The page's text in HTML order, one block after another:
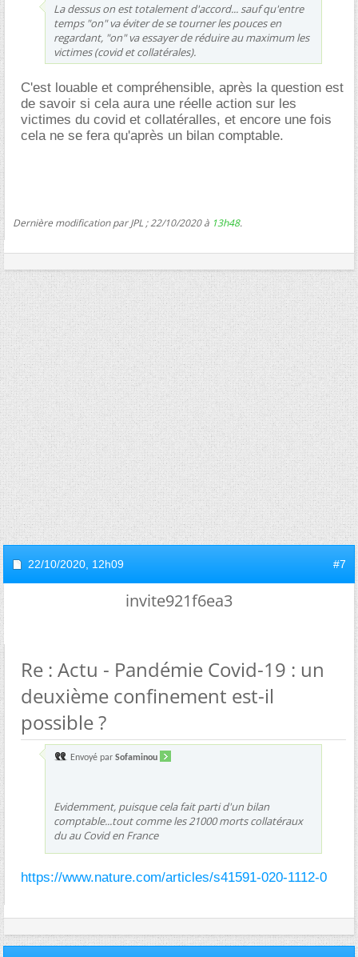
La dessus on est totalement d'accord... sauf qu'entre
temps "on" va éviter de se tourner les pouces en
regardant, "on" va essayer de réduire au maximum les
victimes (covid et collatérales).
C'est louable et compréhensible, après la question est
de savoir si cela aura une réelle action sur les
victimes du covid et collatéralles, et encore une fois
cela ne se fera qu'après un bilan comptable.
Dernière modification par JPL ; 22/10/2020 à 13h48.
22/10/2020, 12h09 #7
invite921f6ea3
Re : Actu - Pandémie Covid-19 : un
deuxième confinement est-il
possible ?
Envoyé par Sofaminou
Evidemment, puisque cela fait parti d'un bilan
comptable...tout comme les 21000 morts collatéraux
du au Covid en France
https://www.nature.com/articles/s41591-020-1112-0